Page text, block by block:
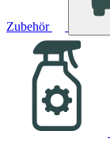
Zubehör